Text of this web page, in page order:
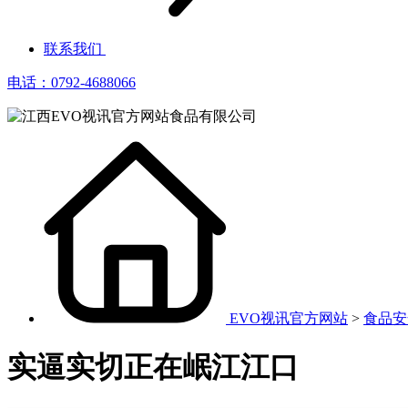
联系我们
电话：0792-4688066
EVO视讯官方网站 > 食品
实逼实切正在岷江江口